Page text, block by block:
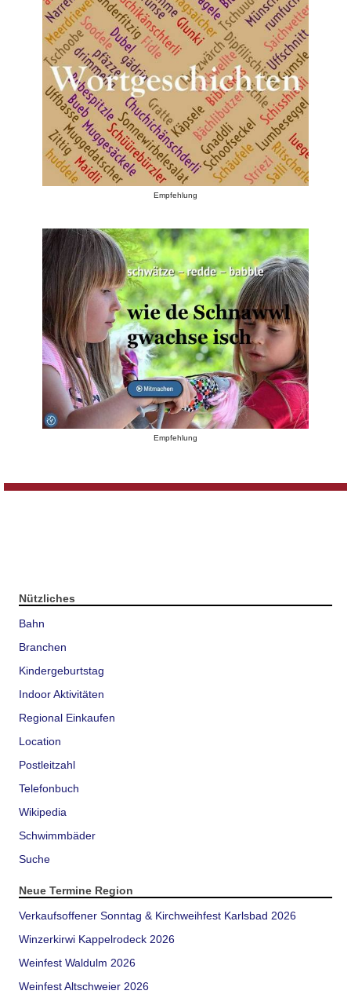
Empfehlung
Empfehlung
Nützliches
Bahn
Branchen
Kindergeburtstag
Indoor Aktivitäten
Regional Einkaufen
Location
Postleitzahl
Telefonbuch
Wikipedia
Schwimmbäder
Suche
Neue Termine Region
Verkaufsoffener Sonntag & Kirchweihfest Karlsbad 2026
Winzerkirwi Kappelrodeck 2026
Weinfest Waldulm 2026
Weinfest Altschweier 2026